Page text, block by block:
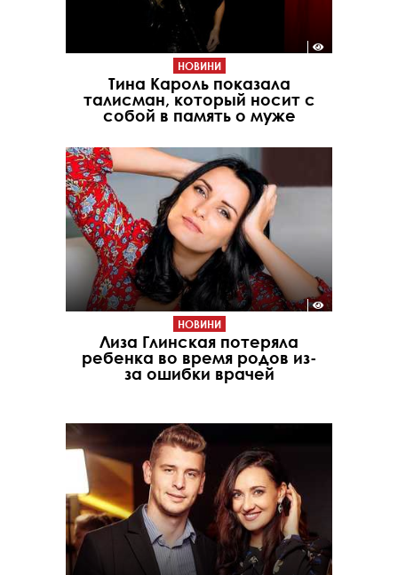
НОВИНИ
Тина Кароль показала
талисман, который носит с
собой в память о муже
НОВИНИ
Лиза Глинская потеряла
ребенка во время родов из-
за ошибки врачей